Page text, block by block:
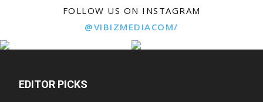
FOLLOW US ON INSTAGRAM
@VIBIZMEDIACOM/
EDITOR PICKS